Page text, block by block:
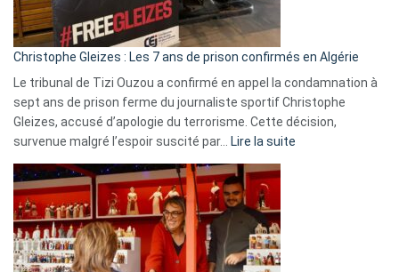
présence
d’Israël
Christophe Gleizes : Les 7 ans de prison confirmés en Algérie
Le tribunal de Tizi Ouzou a confirmé en appel la condamnation à
sept ans de prison ferme du journaliste sportif Christophe
Gleizes, accusé d’apologie du terrorisme. Cette décision,
survenue malgré l’espoir suscité par… Lire la suite